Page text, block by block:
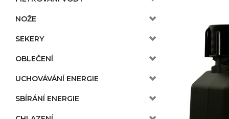
NOŽE
SEKERY
OBLEČENÍ
UCHOVÁVÁNÍ ENERGIE
SBÍRÁNÍ ENERGIE